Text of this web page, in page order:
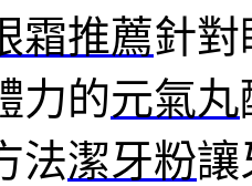
霜推薦針
力的元氣丸
法潔牙粉讓